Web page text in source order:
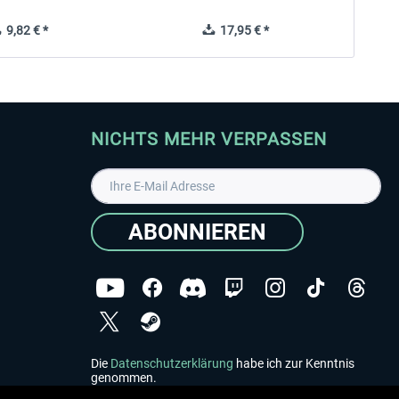
9,82 € * 17,95 € *
NICHTS MEHR VERPASSEN
ABONNIEREN
Die Datenschutzerklärung habe ich zur Kenntnis
genommen.